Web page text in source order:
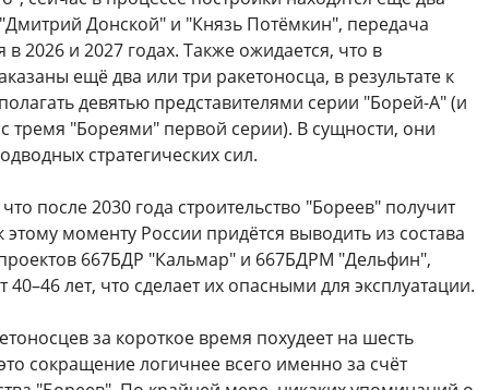
"Дмитрий Донской" и "Князь Потёмкин", передача
2026 и 2027 годах. Также ожидается, что в
ещё два или три ракетоносца, в результате к
девятью представителями серии "Борей-А" (и
с тремя "Бореями" первой серии). В сущности, они
стратегических сил.
после 2030 года строительство "Бореев" получит
этому моменту России придётся выводить из состава
667БДР "Кальмар" и 667БДРМ "Дельфин",
40–46 лет, что сделает их опасными для эксплуатации.
за короткое время похудеет на шесть
сокращение логичнее всего именно за счёт